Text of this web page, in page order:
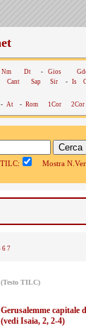
Nm Dt - Gios
Cant Sap Sir - Is
- At - Rom 1Cor 2Cor
Mostra
6 7
(Testo TILC)
Gerusalemme capitale
(vedi Isaia, 2, 2-4)